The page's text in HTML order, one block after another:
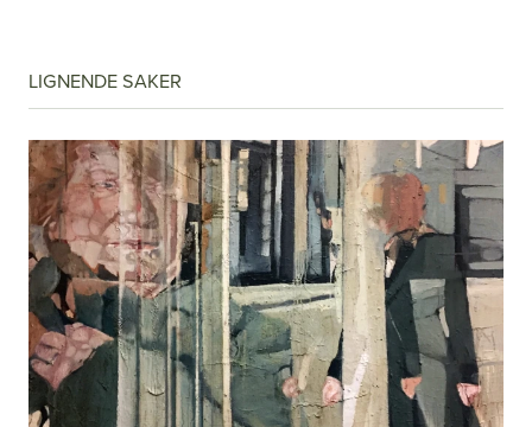
#2 - 2026 - Årgang 57
Se alle utgaver
LIGNENDE SAKER